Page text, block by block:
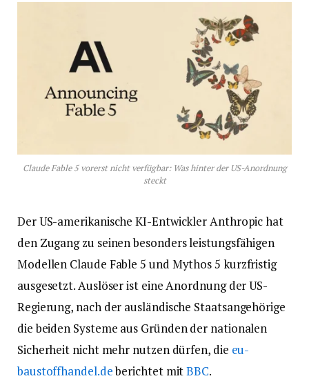
Claude Fable 5 vorerst nicht verfügbar: Was hinter der US-Anordnung
steckt
Der US-amerikanische KI-Entwickler Anthropic hat
den Zugang zu seinen besonders leistungsfähigen
Modellen Claude Fable 5 und Mythos 5 kurzfristig
ausgesetzt. Auslöser ist eine Anordnung der US-
Regierung, nach der ausländische Staatsangehörige
die beiden Systeme aus Gründen der nationalen
Sicherheit nicht mehr nutzen dürfen, die eu-
baustoffhandel.deberichtet mitВВС.